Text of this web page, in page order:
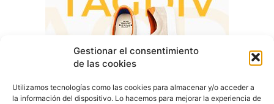
Gestionar el consentimiento
de las cookies
Utilizamos tecnologías como las cookies para almacenar y/o acceder a
la información del dispositivo. Lo hacemos para mejorar la experiencia de